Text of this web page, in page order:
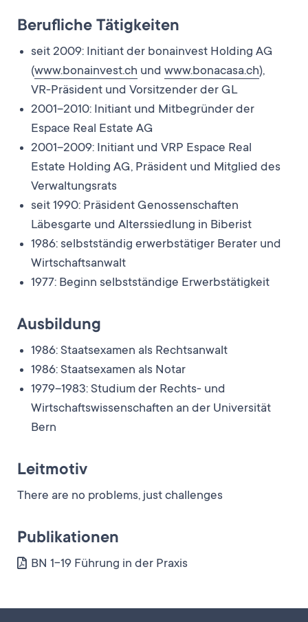
Berufliche Tätigkeiten
seit 2009: Initiant der bonainvest Holding AG
(www.bonainvest.ch und www.bonacasa.ch),
VR-Präsident und Vorsitzender der GL
2001–2010: Initiant und Mitbegründer der
Espace Real Estate AG
2001–2009: Initiant und VRP Espace Real
Estate Holding AG, Präsident und Mitglied des
Verwaltungsrats
seit 1990: Präsident Genossenschaften
Läbesgarte und Alterssiedlung in Biberist
1986: selbstständig erwerbstätiger Berater und
Wirtschaftsanwalt
1977: Beginn selbstständige Erwerbstätigkeit
Ausbildung
1986: Staatsexamen als Rechtsanwalt
1986: Staatsexamen als Notar
1979–1983: Studium der Rechts- und
Wirtschaftswissenschaften an der Universität
Bern
Leitmotiv
There are no problems, just challenges
Publikationen
BN 1-19 Führung in der Praxis